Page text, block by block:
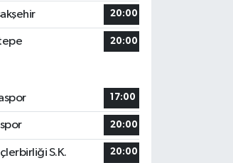
20:00
20:00
17:00
20:00
S.K. 20:00